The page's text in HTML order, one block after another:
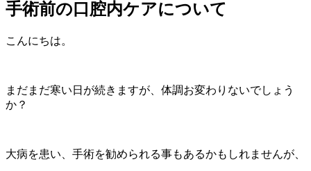
手術前の口腔内ケアについて
こんにちは。
まだまだ寒い日が続きますが、体調お変わりないでしょう
か？
大病を患い、手術を勧められる事もあるかもしれませんが、